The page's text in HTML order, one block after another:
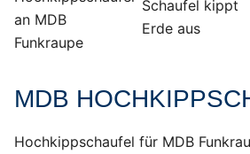
MDB
Hochkippschaufel für MDB